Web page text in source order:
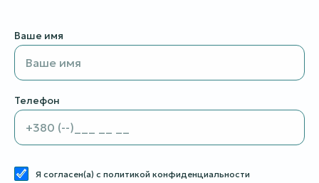
Ваше имя
Телефон
Я согласен(а) с политикой конфиденциальности